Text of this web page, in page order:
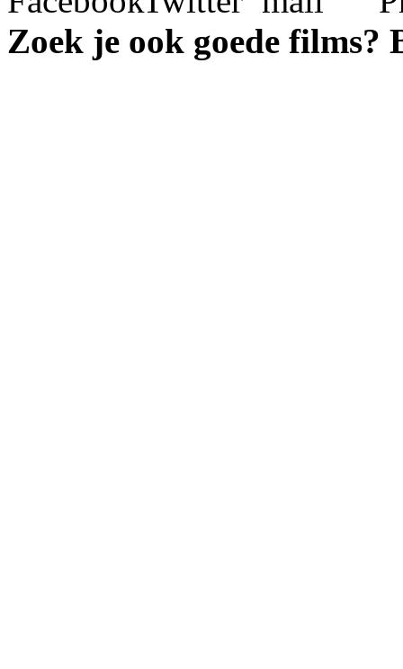
Zoek je ook goede films?